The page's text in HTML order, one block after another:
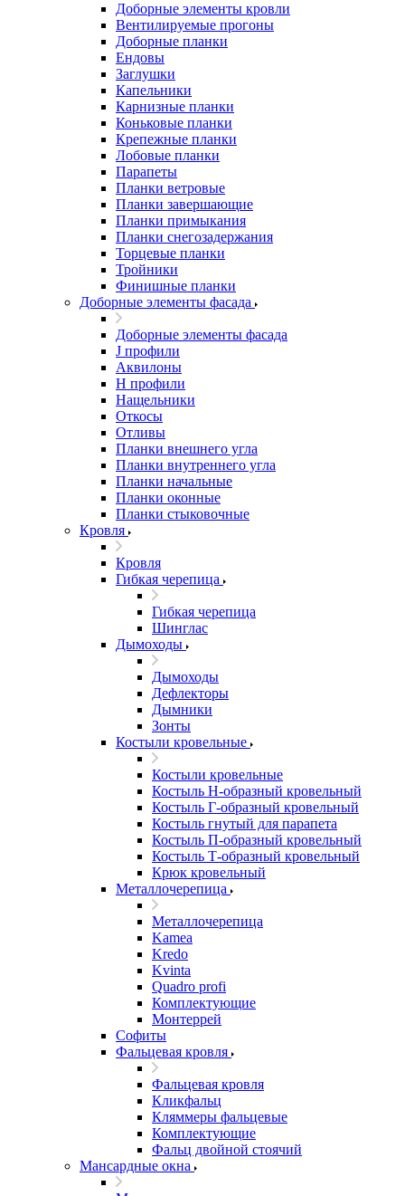
Доборные элементы кровли
Вентилируемые прогоны
Доборные планки
Ендовы
Заглушки
Капельники
Карнизные планки
Коньковые планки
Крепежные планки
Лобовые планки
Парапеты
Планки ветровые
Планки завершающие
Планки примыкания
Планки снегозадержания
Торцевые планки
Тройники
Финишные планки
Доборные элементы фасада
Доборные элементы фасада
J профили
Аквилоны
Н профили
Нащельники
Откосы
Отливы
Планки внешнего угла
Планки внутреннего угла
Планки начальные
Планки оконные
Планки стыковочные
Кровля
Кровля
Гибкая черепица
Гибкая черепица
Шинглас
Дымоходы
Дымоходы
Дефлекторы
Дымники
Зонты
Костыли кровельные
Костыли кровельные
Костыль H-образный кровельный
Костыль Г-образный кровельный
Костыль гнутый для парапета
Костыль П-образный кровельный
Костыль Т-образный кровельный
Крюк кровельный
Металлочерепица
Металлочерепица
Kamea
Kredo
Kvinta
Quadro profi
Комплектующие
Монтеррей
Софиты
Фальцевая кровля
Фальцевая кровля
Кликфальц
Кляммеры фальцевые
Комплектующие
Фальц двойной стоячий
Мансардные окна